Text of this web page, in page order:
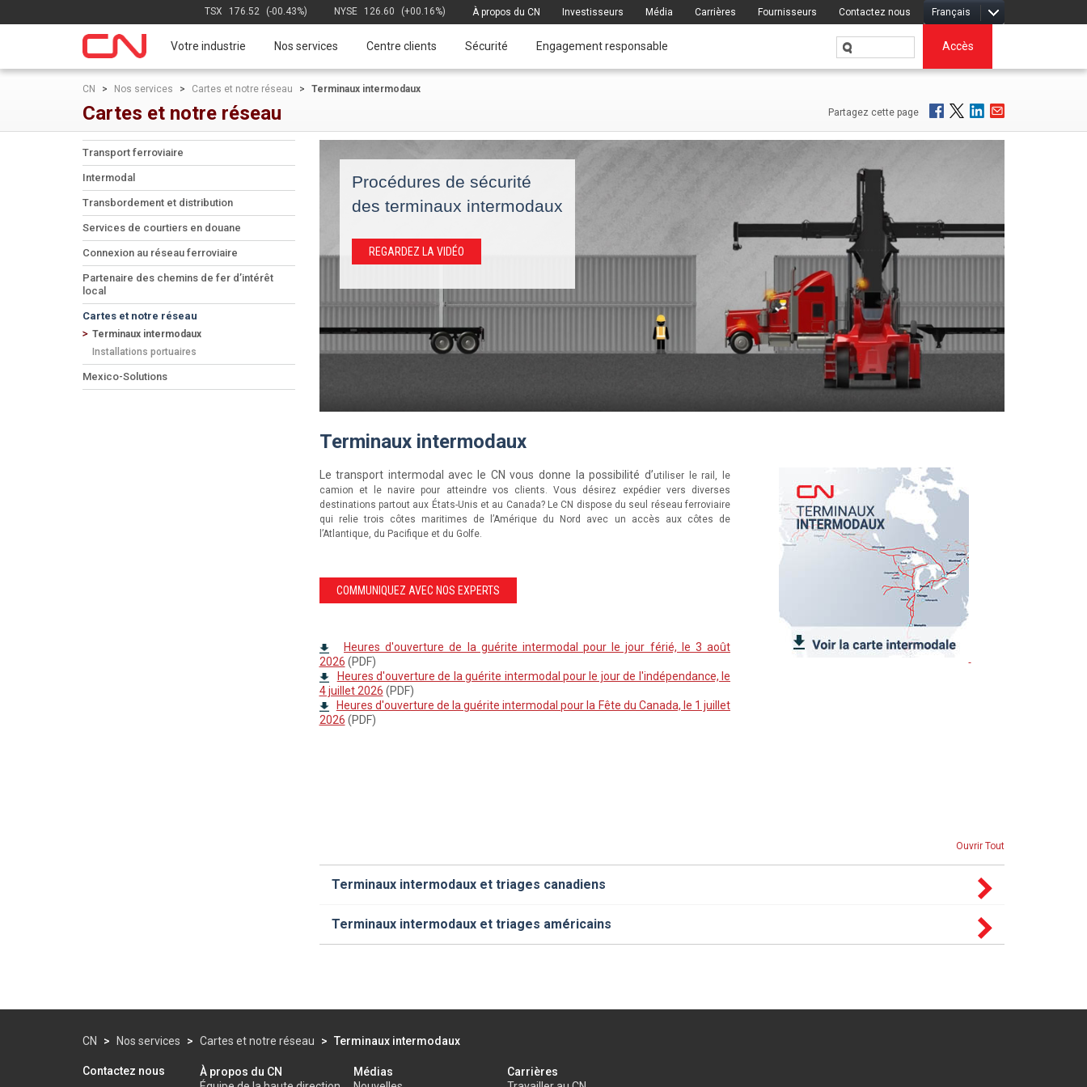
Français
À propos du CN Investisseurs Média Carrières Fournisseurs Contactez nous
NYSE 126.60 (+00.16%)
TSX 176.52 (-00.43%)
Votre industrie Nos services Centre clients Sécurité Engagement responsable Accès
CN > Nos services > Cartes et notre réseau > Terminaux intermodaux
Partagez cette page
Cartes et notre réseau
Transport ferroviaire
Intermodal
Transbordement et distribution
Services de courtiers en douane
Connexion au réseau ferroviaire
Partenaire des chemins de fer d’intérêt
local
Cartes et notre réseau
Terminaux intermodaux
Installations portuaires
Mexico-Solutions
Procédures de sécurité
des terminaux intermodaux
REGARDEZ LA VIDÉO
Terminaux intermodaux
Le transport intermodal avec le CN vous donne la possibilité d’utiliser le rail, le
camion et le navire pour atteindre vos clients. Vous désirez expédier vers diverses
destinations partout aux États-Unis et au Canada? Le CN dispose du seul réseau ferroviaire
qui relie trois côtes maritimes de l’Amérique du Nord avec un accès aux côtes de
l’Atlantique, du Pacifique et du Golfe.
COMMUNIQUEZ AVEC NOS EXPERTS
Heures d'ouverture de la guérite intermodal pour le jour férié, le 3 août
2026 (PDF)
Heures d'ouverture de la guérite intermodal pour le jour de l'indépendance, le
4 juillet 2026 (PDF)
Heures d'ouverture de la guérite intermodal pour la Fête du Canada, le 1 juillet
2026 (PDF)
Ouvrir Tout
Terminaux intermodaux et triages canadiens
Terminaux intermodaux et triages américains
CN > Nos services > Cartes et notre réseau > Terminaux intermodaux
Contactez nous
À propos du CN
Médias
Carrières